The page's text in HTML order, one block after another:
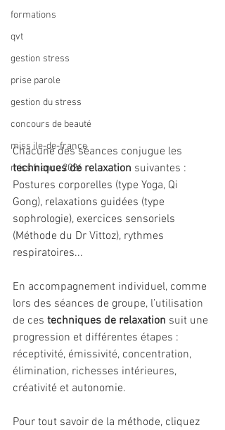
formations
qvt
gestion stress
prise parole
gestion du stress
concours de beauté
miss ile-de-france
miss france 2026
Chacune des séances conjugue les
techniques de relaxation suivantes :
Postures corporelles (type Yoga, Qi
Gong), relaxations guidées (type
sophrologie), exercices sensoriels
(Méthode du Dr Vittoz), rythmes
respiratoires...
En accompagnement individuel, comme
lors des séances de groupe, l’utilisation
de ces techniques de relaxation suit une
progression et différentes étapes :
réceptivité, émissivité, concentration,
élimination, richesses intérieures,
créativité et autonomie.
Pour tout savoir de la méthode, cliquez